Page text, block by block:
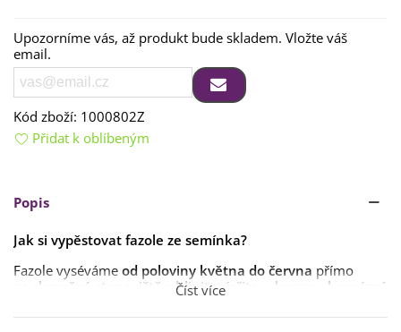
Upozorníme vás, až produkt bude skladem. Vložte váš
email.
Kód zboží: 1000802Z
Přidat k oblíbeným
Popis
Jak si vypěstovat fazole ze semínka?
Fazole vyséváme od poloviny května do června přímo
slunečné stanoviště s hlinitopísčitou kyprou
humózní
hloubky5 cma do sponu50 x 50 cm
Číst více